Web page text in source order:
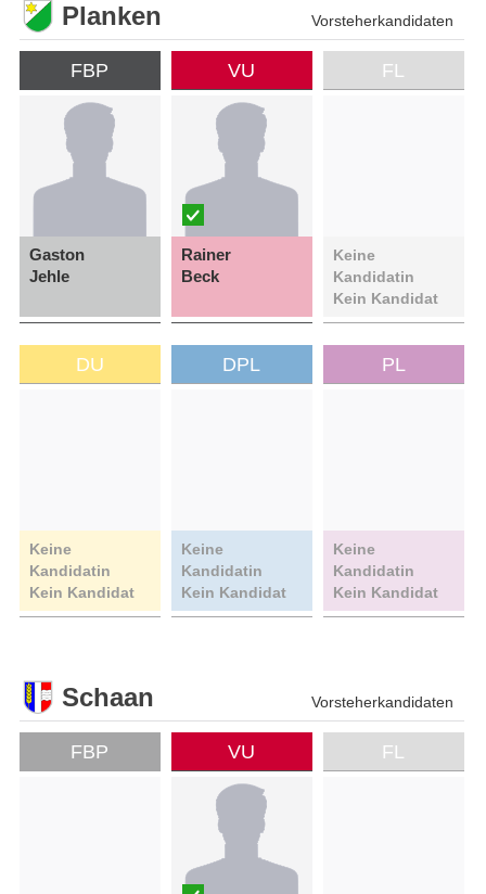
Planken Vorsteherkandidaten
FBP
Gaston
Jehle
VU
Rainer
Beck
FL
Keine
Kandidatin
Kein Kandidat
DU
Keine
Kandidatin
Kein Kandidat
DPL
Keine
Kandidatin
Kein Kandidat
PL
Keine
Kandidatin
Kein Kandidat
Schaan Vorsteherkandidaten
FBP VU FL